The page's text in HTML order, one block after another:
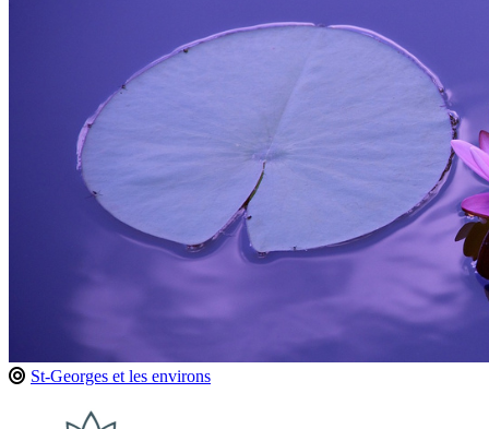
St-Georges et les environs